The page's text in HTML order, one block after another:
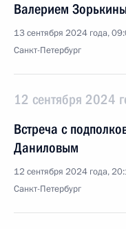
Валерием
13 сентября 2024 года,
Санкт-Петербург
12 сентября 2024
Встреча с
Даниловым
12 сентября 2024 года,
Санкт-Петербург